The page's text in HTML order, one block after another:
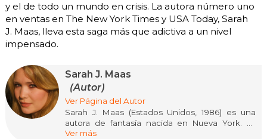
y el de todo un mundo en crisis. La autora número uno
en ventas en The New York Times y USA Today, Sarah
J. Maas, lleva esta saga más que adictiva a un nivel
impensado.
Sarah J. Maas
(Autor)
Ver Página del Autor
Sarah J. Maas (Estados Unidos, 1986) es una
autora de fantasía nacida en Nueva York. Es
conocida por la serie Throne of Glass, iniciada
Ver más